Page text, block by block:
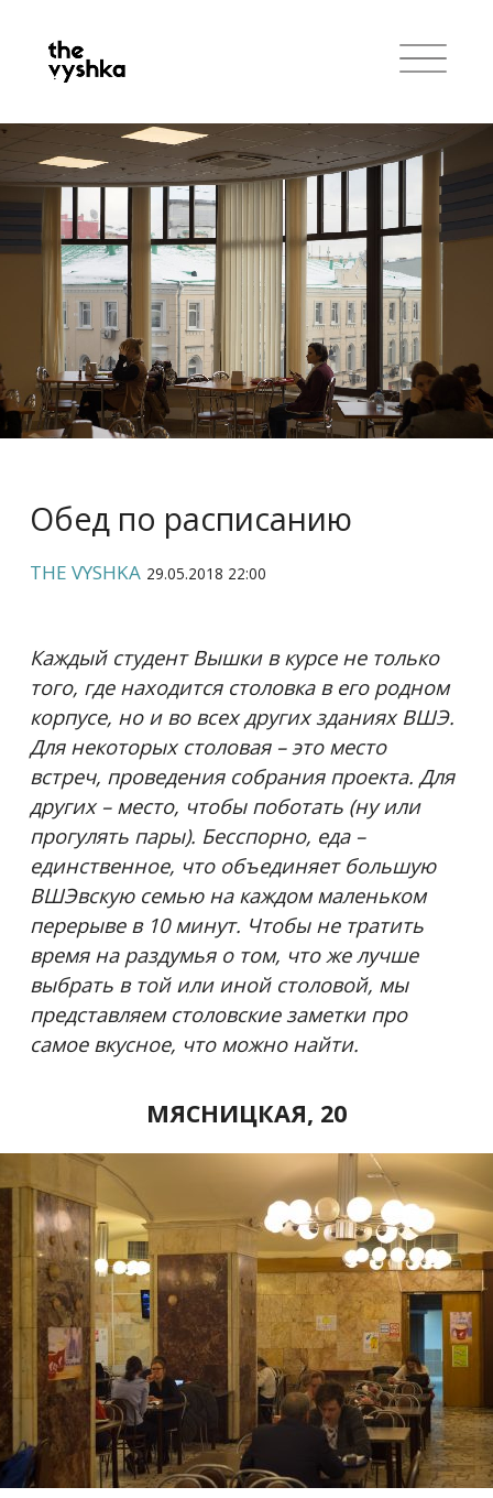
Обед по расписанию
THE VYSHKA 29.05.2018 22:00
Каждый студент Вышки в курсе не только
того, где находится столовка в его родном
корпусе, но и во всех других зданиях ВШЭ.
Для некоторых столовая – это место
встреч, проведения собрания проекта. Для
других – место, чтобы поботать (ну или
прогулять пары). Бесспорно, еда –
единственное, что объединяет большую
ВШЭвскую семью на каждом маленьком
перерыве в 10 минут. Чтобы не тратить
время на раздумья о том, что же лучше
выбрать в той или иной столовой, мы
представляем столовские заметки про
самое вкусное, что можно найти.
МЯСНИЦКАЯ, 20